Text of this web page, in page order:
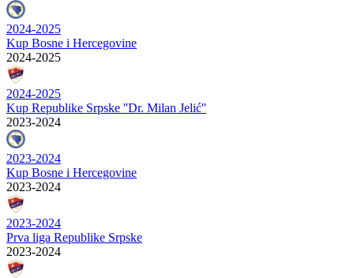
2024-2025
Kup Bosne i Hercegovine
2024-2025
2024-2025
Kup Republike Srpske ''Dr. Milan Jelić''
2023-2024
2023-2024
Kup Bosne i Hercegovine
2023-2024
2023-2024
Prva liga Republike Srpske
2023-2024